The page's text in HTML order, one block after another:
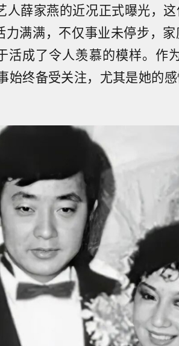
人薛家燕的近况正式曝光，
满满，不仅事业未停步，家
活成了令人羡慕的模样。作
始终备受关注，尤其是她的